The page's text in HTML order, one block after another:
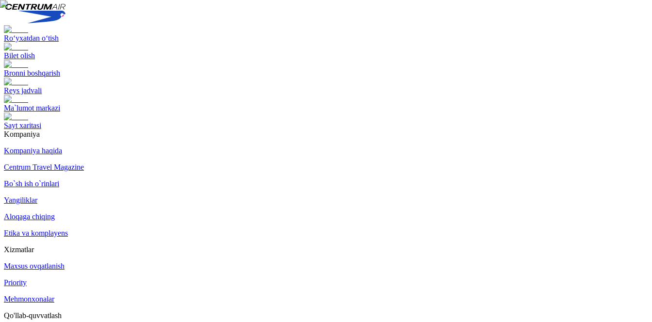
Ro‘yxatdan o‘tish
Bilet olish
Bronni boshqarish
Reys jadvali
Ma`lumot markazi
Sayt xaritasi
Kompaniya
Kompaniya haqida
Centrum Travel Magazine
Bo`sh ish o`rinlari
Yangiliklar
Aloqaga chiqing
Etika va komplayens
Xizmatlar
Maxsus ovqatlanish
Priority
Mehmonxonalar
Qo'llab-quvvatlash